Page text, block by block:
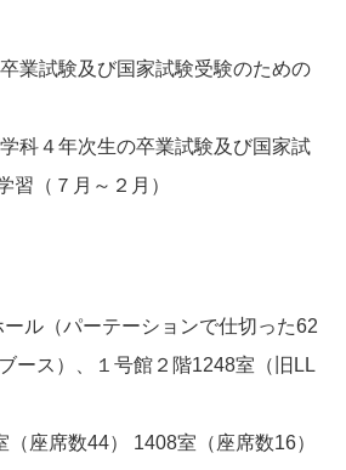
業試験及び国家試験受験のための
科４年次生の卒業試験及び国家試
習（７月～２月）
ル（パーテーションで仕切った62
ース）、１号館２階1248室（旧LL
座席数44） 1408室（座席数16）